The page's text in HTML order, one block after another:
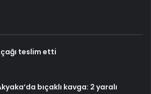
teslim etti
bıçaklı kavga: 2 yaralı